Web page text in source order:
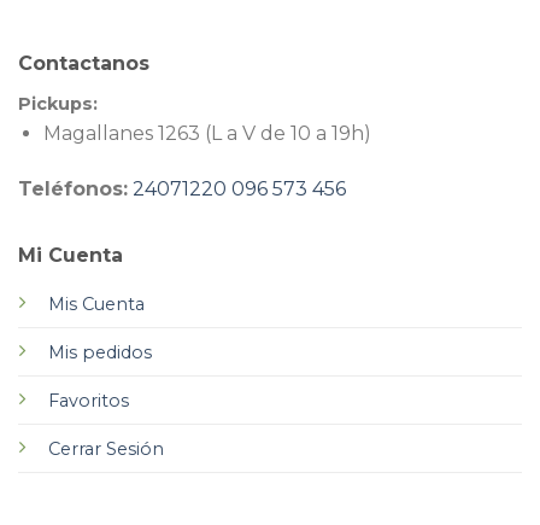
Mi Cuenta
Mis Cuenta
Mis pedidos
Favoritos
Cerrar Sesión
Contactanos
Pickups:
Magallanes 1263 (L a V de 10 a 19h)
Teléfonos: 24071220 096 573 456